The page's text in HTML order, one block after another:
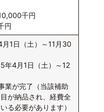
千円
円
月1日（土）～11月30
年4月1日（土）～12
業が完了（当該補助
が納品され、経費全
る必要があります）